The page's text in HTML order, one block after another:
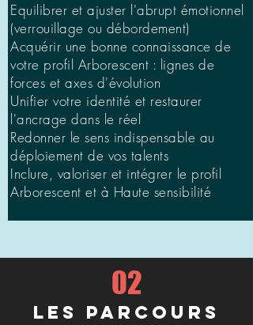
Equilibrer et ajuster l'abrupt émotionnel
(verrouillage ou débordement)
Acquérir une bonne connaissance de
votre profil Arborescent : lignes de
forces et axes d'évolution
Unifier votre identité et restaurer
l'ancrage dans le réel
Redonner le sens indispensable au
déploiement de vos talents
Inclure, valoriser et intégrer le profil
Arborescent et à Haute sensibilité
02
les PARCOURS